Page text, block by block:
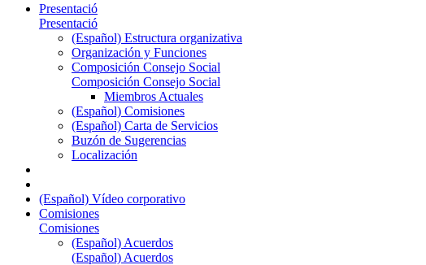
Presentació
Presentació
(Español) Estructura organizativa
Organización y Funciones
Composición Consejo Social
Composición Consejo Social
Miembros Actuales
(Español) Comisiones
(Español) Carta de Servicios
Buzón de Sugerencias
Localización
(Español) Vídeo corporativo
Comisiones
Comisiones
(Español) Acuerdos
(Español) Acuerdos